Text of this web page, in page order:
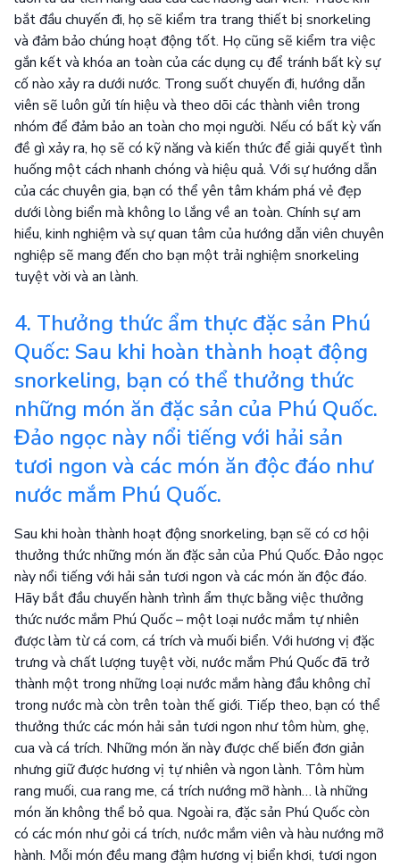
bắt đầu chuyến đi, họ sẽ kiểm tra trang thiết bị snorkeling
và đảm bảo chúng hoạt động tốt. Họ cũng sẽ kiểm tra việc
gắn kết và khóa an toàn của các dụng cụ để tránh bất kỳ sự
cố nào xảy ra dưới nước. Trong suốt chuyến đi, hướng dẫn
viên sẽ luôn gửi tín hiệu và theo dõi các thành viên trong
nhóm để đảm bảo an toàn cho mọi người. Nếu có bất kỳ vấn
đề gì xảy ra, họ sẽ có kỹ năng và kiến thức để giải quyết tình
huống một cách nhanh chóng và hiệu quả. Với sự hướng dẫn
của các chuyên gia, bạn có thể yên tâm khám phá vẻ đẹp
dưới lòng biển mà không lo lắng về an toàn. Chính sự am
hiểu, kinh nghiệm và sự quan tâm của hướng dẫn viên chuyên
nghiệp sẽ mang đến cho bạn một trải nghiệm snorkeling
tuyệt vời và an lành.
4. Thưởng thức ẩm thực đặc sản Phú
Quốc: Sau khi hoàn thành hoạt động
snorkeling, bạn có thể thưởng thức
những món ăn đặc sản của Phú Quốc.
Đảo ngọc này nổi tiếng với hải sản
tươi ngon và các món ăn độc đáo như
nước mắm Phú Quốc.
Sau khi hoàn thành hoạt động snorkeling, bạn sẽ có cơ hội
thưởng thức những món ăn đặc sản của Phú Quốc. Đảo ngọc
này nổi tiếng với hải sản tươi ngon và các món ăn độc đáo.
Hãy bắt đầu chuyến hành trình ẩm thực bằng việc thưởng
thức nước mắm Phú Quốc – một loại nước mắm tự nhiên
được làm từ cá com, cá trích và muối biển. Với hương vị đặc
trưng và chất lượng tuyệt vời, nước mắm Phú Quốc đã trở
thành một trong những loại nước mắm hàng đầu không chỉ
trong nước mà còn trên toàn thế giới. Tiếp theo, bạn có thể
thưởng thức các món hải sản tươi ngon như tôm hùm, ghẹ,
cua và cá trích. Những món ăn này được chế biến đơn giản
nhưng giữ được hương vị tự nhiên và ngon lành. Tôm hùm
rang muối, cua rang me, cá trích nướng mỡ hành… là những
món ăn không thể bỏ qua. Ngoài ra, đặc sản Phú Quốc còn
có các món như gỏi cá trích, nước mắm viên và hàu nướng mỡ
hành. Mỗi món đều mang đậm hương vị biển khơi, tươi ngon